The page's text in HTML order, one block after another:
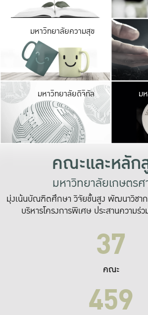
มหาวิทยาลัยความสุข
มหาวิทยาลัยดิจิทัล ม
คณะและหลัก
มหาวิทยาลัยเกษตร
มุ่งเน้นบัณฑิตศึกษา วิจัยขั้นสูง พัฒนาวิชาก
บริหารโครงการพิเศษ ประสานความร่
37
คณะ
459